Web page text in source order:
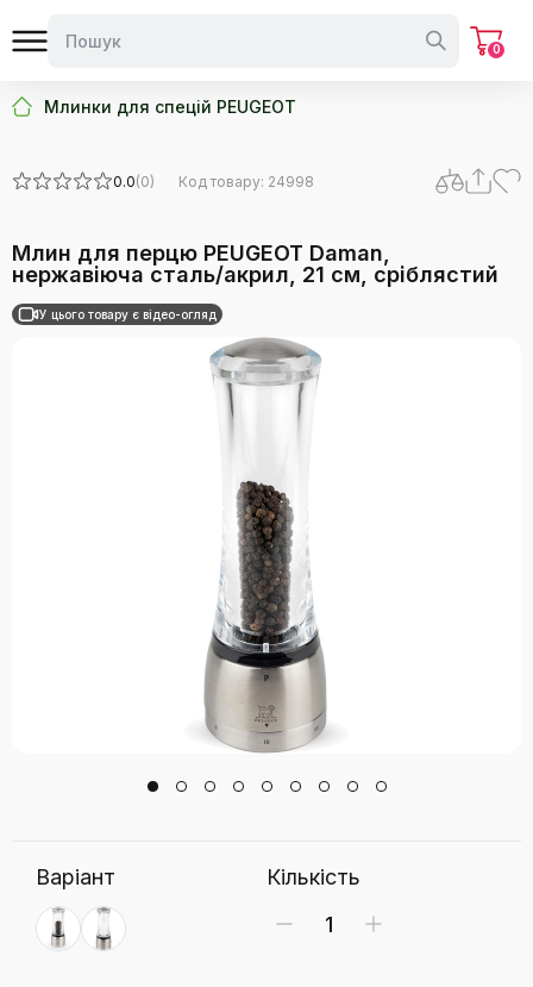
0
Млинки для спецій PEUGEOT
0.0(0) Код товару: 24998
Млин для перцю PEUGEOT Daman,
нержавіюча сталь/акрил, 21 см, сріблястий
У цього товару є відео-огляд
Варіант Кількість